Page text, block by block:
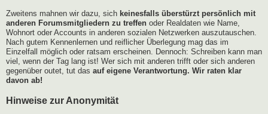
Zweitens mahnen wir dazu, sich keinesfalls überstürzt persönlich mit
anderen Forumsmitgliedern zu treffen oder Realdaten wie Name,
Wohnort oder Accounts in anderen sozialen Netzwerken auszutauschen.
Nach gutem Kennenlernen und reiflicher Überlegung mag das im
Einzelfall möglich oder ratsam erscheinen. Dennoch: Schreiben kann man
viel, wenn der Tag lang ist! Wer sich mit anderen trifft oder sich anderen
gegenüber outet, tut das auf eigene Verantwortung. Wir raten klar
davon ab!
Hinweise zur Anonymität